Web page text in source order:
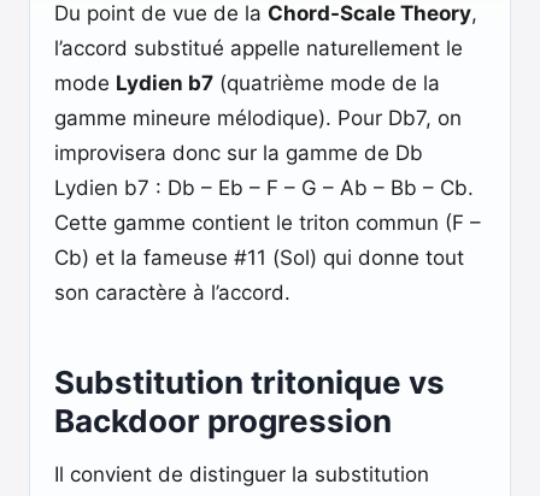
Du point de vue de la Chord-Scale Theory,
l’accord substitué appelle naturellement le
mode Lydien b7 (quatrième mode de la
gamme mineure mélodique). Pour Db7, on
improvisera donc sur la gamme de Db
Lydien b7 : Db – Eb – F – G – Ab – Bb – Cb.
Cette gamme contient le triton commun (F –
Cb) et la fameuse #11 (Sol) qui donne tout
son caractère à l’accord.
Substitution tritonique vs
Backdoor progression
Il convient de distinguer la substitution